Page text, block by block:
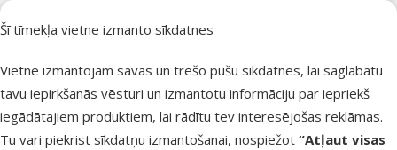
Šī tīmekļa vietne izmanto sīkdatnes
Vietnē izmantojam savas un trešo pušu sīkdatnes, lai saglabātu
tavu iepirkšanās vēsturi un izmantotu informāciju par iepriekš
iegādātajiem produktiem, lai rādītu tev interesējošas reklāmas.
Tu vari piekrist sīkdatņu izmantošanai, nospiežot “Atļaut visas
Filtrs 1
Sastāvs un garšas
Kārtot pēc
Gardums
suņiem –